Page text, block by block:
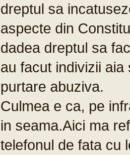
dreptul sa
aspecte din
dadea dreptul sa
au facut indivizii
purtare abuziva.
Culmea e ca, pe
in seama.Aici ma
telefonul de fata cu